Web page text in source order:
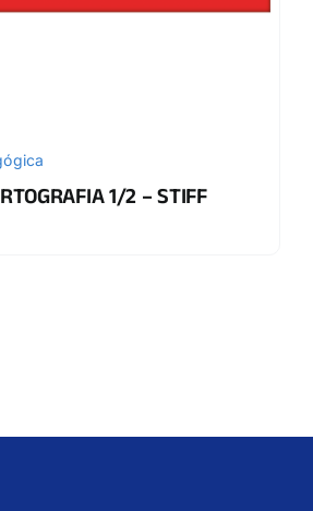
1/2 – STIFF